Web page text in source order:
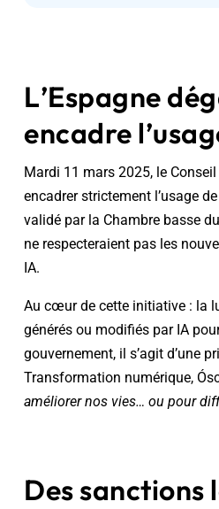
L’Espagne
encadre
Mardi 11 mars 2025, le
encadrer strictement l’usage
validé par la Chambre basse
ne respecteraient pas les
IA.
Au cœur de cette initiative : la
générés ou modifiés par IA
gouvernement, il s’agit d’une
Transformation numérique,
améliorer nos vies… ou pour
Des sanctions